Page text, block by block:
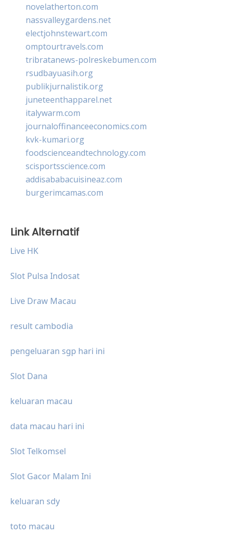
novelatherton.com
nassvalleygardens.net
electjohnstewart.com
omptourtravels.com
tribratanews-polreskebumen.com
rsudbayuasih.org
publikjurnalistik.org
juneteenthapparel.net
italywarm.com
journaloffinanceeconomics.com
kvk-kumari.org
foodscienceandtechnology.com
scisportsscience.com
addisababacuisineaz.com
burgerimcamas.com
Link Alternatif
Live HK
Slot Pulsa Indosat
Live Draw Macau
result cambodia
pengeluaran sgp hari ini
Slot Dana
keluaran macau
data macau hari ini
Slot Telkomsel
Slot Gacor Malam Ini
keluaran sdy
toto macau